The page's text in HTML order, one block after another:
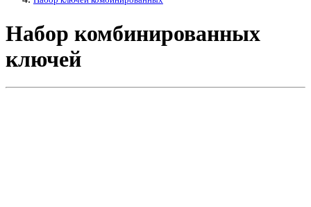
Набор комбинированных
ключей